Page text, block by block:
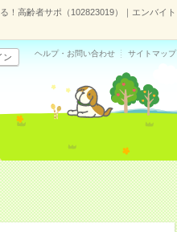
！高齢者サポ（102823019）｜エンバイト
ン ヘルプ・お問い合わせ サイトマップ